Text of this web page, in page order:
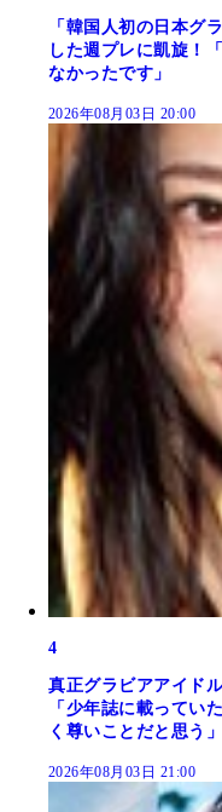
「韓国人初の日本グ
した週プレに凱旋！
なかったです」
2026年08月03日 20:00
4
真正グラビアアイド
「少年誌に載ってい
く尊いことだと思う」
2026年08月03日 21:00